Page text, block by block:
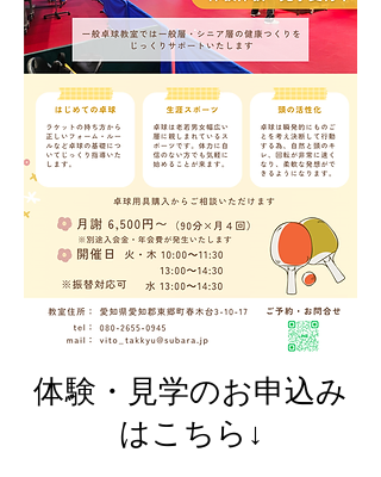
体験・見学のお申込み
はこちら↓